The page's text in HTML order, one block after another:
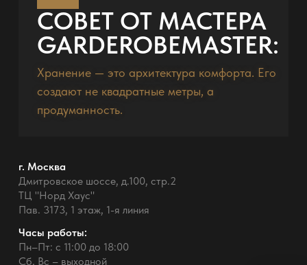
СОВЕТ ОТ МАСТЕРА
GARDEROBEMASTER:
Хранение — это архитектура комфорта. Его
создают не квадратные метры, а
продуманность.
г. Москва
Дмитровское шоссе, д.100, стр.2
ТЦ "Норд Хаус"
Пав. 3173, 1 этаж, 1-я линия
Часы работы:
Пн–Пт: с 11:00 до 18:00
Сб, Вс – выходной